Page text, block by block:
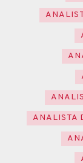
ANALISTA